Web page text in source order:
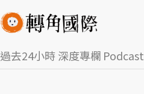
過去24小時深度專欄 Podcast